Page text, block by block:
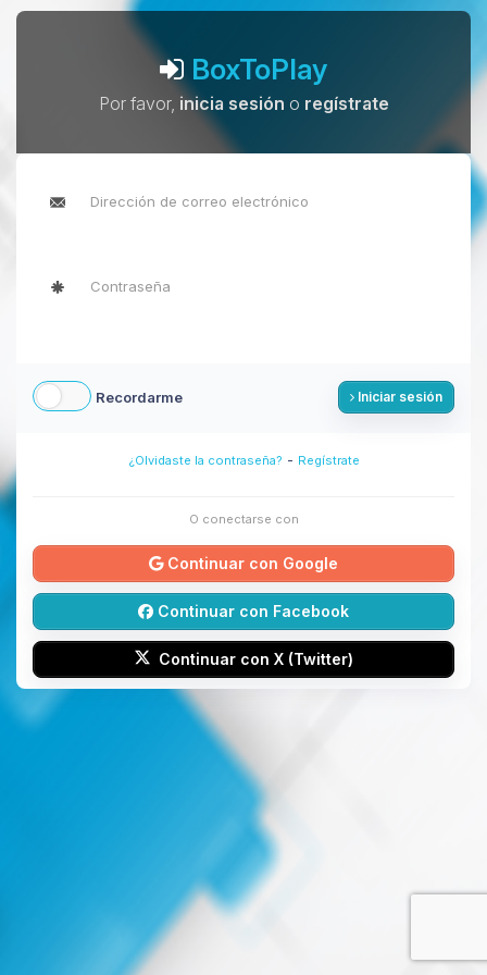
BoxToPlay
Por favor, inicia sesión o regístrate
Recordarme Iniciar sesión
¿Olvidaste la contraseña? - Regístrate
O conectarse con
Continuar con Google
Continuar con Facebook
Continuar con X (Twitter)